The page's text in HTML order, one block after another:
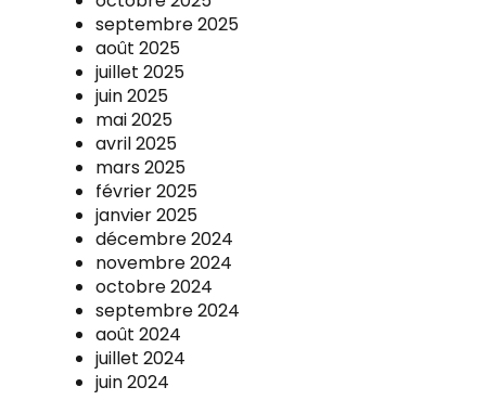
septembre 2025
août 2025
juillet 2025
juin 2025
mai 2025
avril 2025
mars 2025
février 2025
janvier 2025
décembre 2024
novembre 2024
octobre 2024
septembre 2024
août 2024
juillet 2024
juin 2024